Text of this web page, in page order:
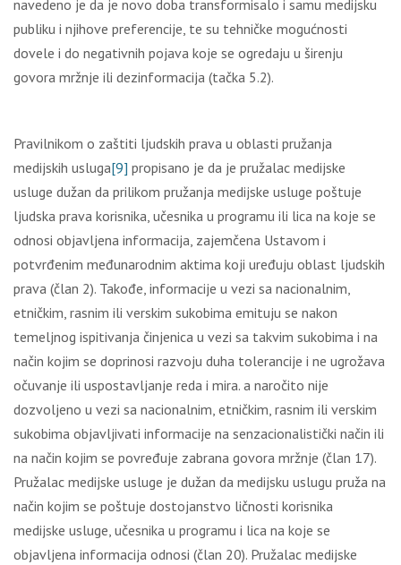
navedeno je da je novo doba transformisalo i samu medijsku
publiku i njihove preferencije, te su tehničke mogućnosti
dovele i do negativnih pojava koje se ogredaju u širenju
govora mržnje ili dezinformacija (tačka 5.2).
Pravilnikom o zaštiti ljudskih prava u oblasti pružanja
medijskih usluga[9] propisano je da je pružalac medijske
usluge dužan da prilikom pružanja medijske usluge poštuje
ljudska prava korisnika, učesnika u programu ili lica na koje se
odnosi objavljena informacija, zajemčena Ustavom i
potvrđenim međunarodnim aktima koji uređuju oblast ljudskih
prava (član 2). Takođe, informacije u vezi sa nacionalnim,
etničkim, rasnim ili verskim sukobima emituju se nakon
temeljnog ispitivanja činjenica u vezi sa takvim sukobima i na
način kojim se doprinosi razvoju duha tolerancije i ne ugrožava
očuvanje ili uspostavljanje reda i mira. a naročito nije
dozvoljeno u vezi sa nacionalnim, etničkim, rasnim ili verskim
sukobima objavljivati informacije na senzacionalistički način ili
na način kojim se povređuje zabrana govora mržnje (član 17).
Pružalac medijske usluge je dužan da medijsku uslugu pruža na
način kojim se poštuje dostojanstvo ličnosti korisnika
medijske usluge, učesnika u programu i lica na koje se
objavljena informacija odnosi (član 20). Pružalac medijske